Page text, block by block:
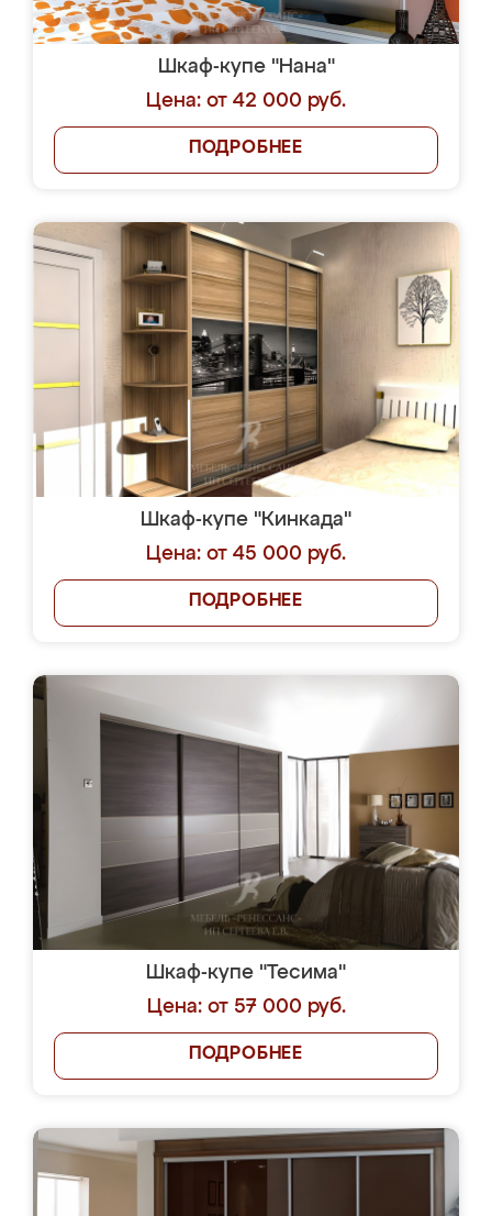
Шкаф-купе "Нана"
Цена: от 42 000 руб.
ПОДРОБНЕЕ
Шкаф-купе "Кинкада"
Цена: от 45 000 руб.
ПОДРОБНЕЕ
Шкаф-купе "Тесима"
Цена: от 57 000 руб.
ПОДРОБНЕЕ